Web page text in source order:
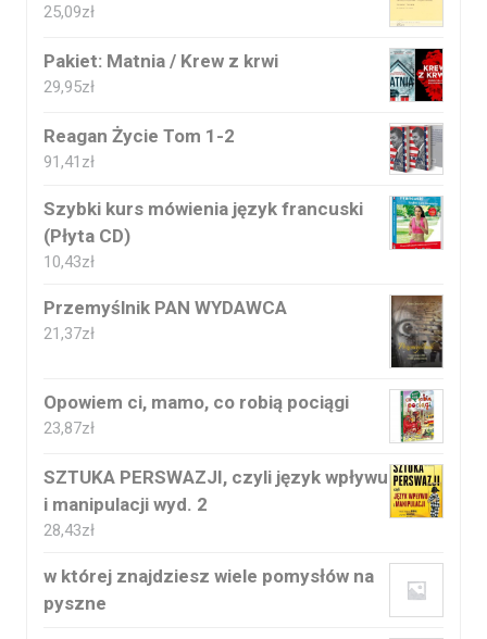
25,09zł
Pakiet: Matnia / Krew z krwi
29,95zł
Reagan Życie Tom 1-2
91,41 zł
Szybki kurs mówienia język francuski
(Płyta CD)
10,43zł
Przemyślnik PAN WYDAWCA
21,37zł
Opowiem ci, mamo, co robią pociągi
23,87zł
SZTUKA PERSWAZJI, czyli język wpływu
i manipulacji wyd. 2
28,43zł
w której znajdziesz wiele pomysłów na
pyszne